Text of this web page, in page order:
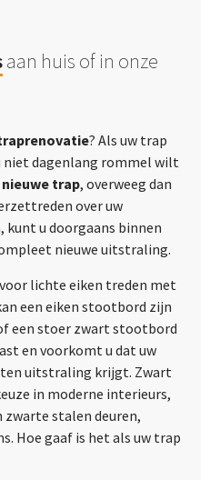
aan huis of in onze
? Als uw trap
niet dagenlang rommel wilt
nieuwe trap, overweeg dan
over uw
u doorgaans binnen
nieuwe uitstraling.
lichte eiken treden met
een eiken stootbord zijn
een stoer zwart stootbord
en voorkomt u dat uw
uitstraling krijgt. Zwart
in moderne interieurs,
stalen deuren,
Hoe gaaf is het als uw trap